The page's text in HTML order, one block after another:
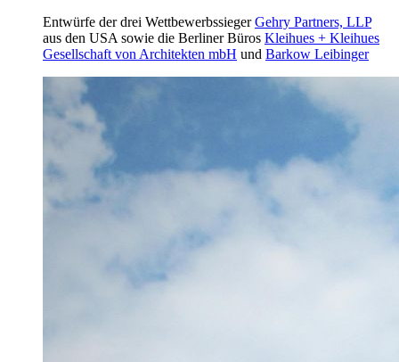
Entwürfe der drei WettbewerbssiegerGehry Partners, LLP
aus den USA sowie die Berliner Büros Kleihues + Kleihues
Gesellschaft von Architekten mbH und Barkow Leibinger